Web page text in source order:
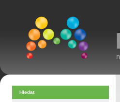
Hledat